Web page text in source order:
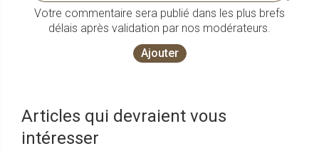
Votre commentaire sera publié dans les plus brefs
délais après validation par nos modérateurs.
Ajouter
Articles qui devraient vous
intéresser